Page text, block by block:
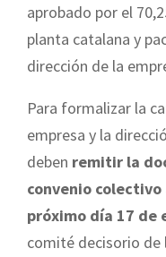
aprobado por el
planta catalana y
dirección de la
Para formalizar la
empresa y la
deben remitir la
convenio
próximo día 17 de
comité decisorio de